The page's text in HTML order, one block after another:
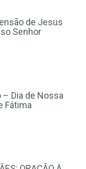
de Jesus
Senhor
– Dia de Nossa
Fátima